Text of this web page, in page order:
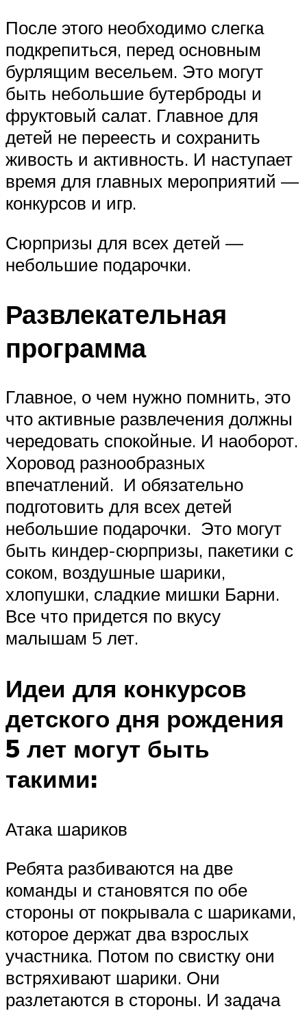
После этого необходимо слегка
подкрепиться, перед основным
бурлящим весельем. Это могут
быть небольшие бутерброды и
фруктовый салат. Главное для
детей не переесть и сохранить
живость и активность. И наступает
время для главных мероприятий —
конкурсов и игр.
Сюрпризы для всех детей —
небольшие подарочки.
Развлекательная
программа
Главное, о чем нужно помнить, это
что активные развлечения должны
чередовать спокойные. И наоборот.
Хоровод разнообразных
впечатлений. И обязательно
подготовить для всех детей
небольшие подарочки. Это могут
быть киндер-сюрпризы, пакетики с
соком, воздушные шарики,
хлопушки, сладкие мишки Барни.
Все что придется по вкусу
малышам 5 лет.
Идеи для конкурсов
детского дня рождения
5 лет могут быть
такими:
Атака шариков
Ребята разбиваются на две
команды и становятся по обе
стороны от покрывала с шариками,
которое держат два взрослых
участника. Потом по свистку они
встряхивают шарики. Они
разлетаются в стороны. И задача